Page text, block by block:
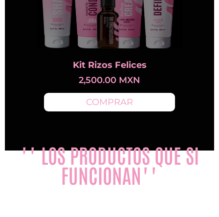
Kit Rizos Felices
2,500.00 MXN
COMPRAR
"" LOS PRODUCTOS QUE SI
FUNCIONAN""